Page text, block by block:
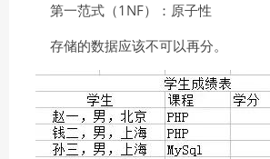
第一范式（1NF）：原子性
存储的数据应该不可以再分。